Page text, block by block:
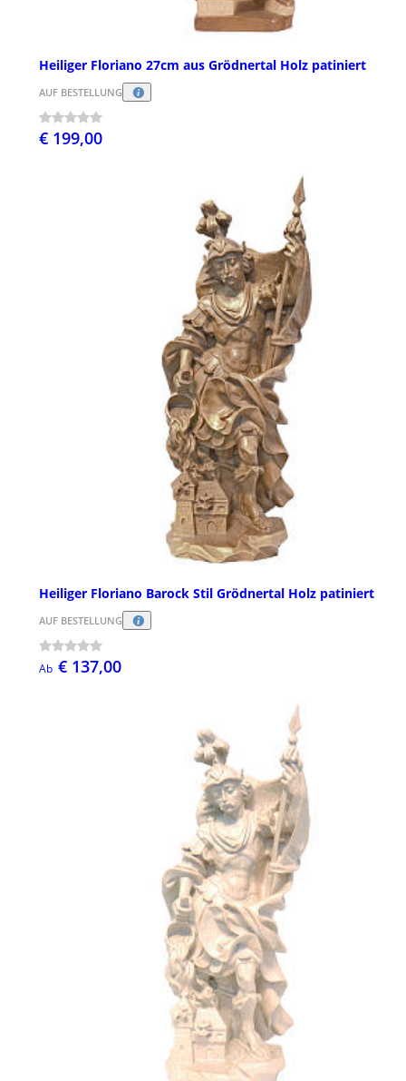
Heiliger Floriano 27cm aus Grödnertal Holz patiniert
AUF BESTELLUNG
€ 199,00
Heiliger Floriano Barock Stil Grödnertal Holz patiniert
AUF BESTELLUNG
Ab € 137,00